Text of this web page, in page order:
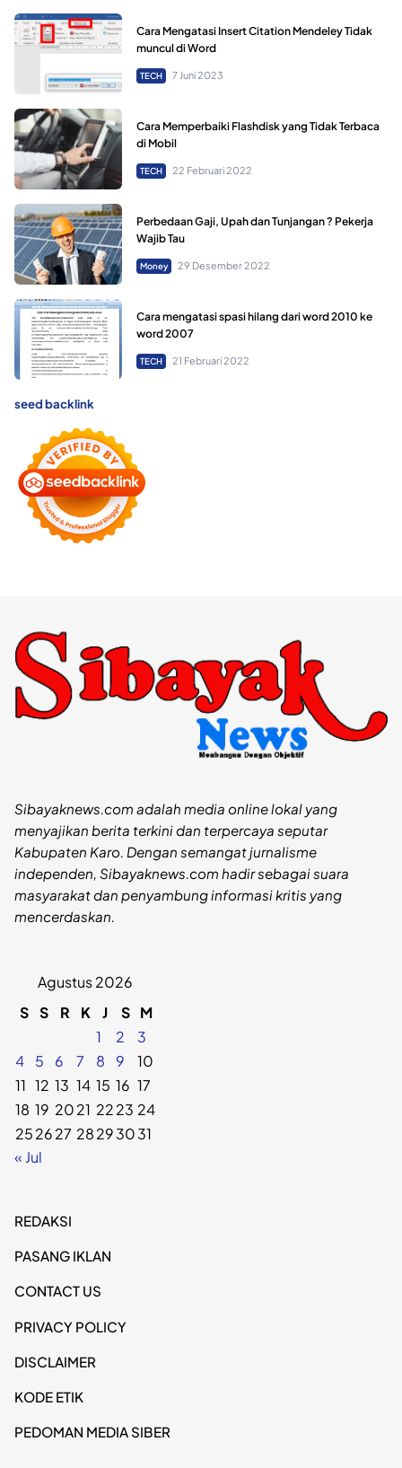
Cara Mengatasi Insert Citation Mendeley Tidak
muncul di Word
TECH 7 Juni 2023
Cara Memperbaiki Flashdisk yang Tidak Terbaca
di Mobil
TECH 22 Februari 2022
Perbedaan Gaji, Upah dan Tunjangan ? Pekerja
Wajib Tau
Money 29 Desember 2022
Cara mengatasi spasi hilang dari word 2010 ke
word 2007
TECH 21 Februari 2022
seed backlink
Sibayaknews.com adalah media online lokal yang
menyajikan berita terkini dan terpercaya seputar
Kabupaten Karo. Dengan semangat jurnalisme
independen, Sibayaknews.com hadir sebagai suara
masyarakat dan penyambung informasi kritis yang
mencerdaskan.
Agustus 2026
S S R K J S M
1
2
3
4
5 6 7 8 9
10
11 12 13 14 15 16 17
18 19 2021 2223 24
252627 28293031
« Jul
REDAKSI
PASANG IKLAN
CONTACT US
PRIVACY POLICY
DISCLAIMER
KODE ETIK
PEDOMAN MEDIA SIBER